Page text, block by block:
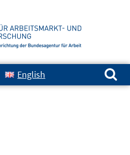
English
Suchen nach: